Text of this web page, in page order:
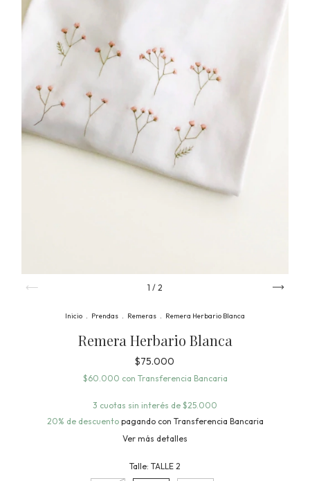
1 / 2
Inicio . Prendas . Remeras . Remera Herbario Blanca
Remera Herbario Blanca
$75.000
$60.000 con Transferencia Bancaria
3 cuotas sin interés de $25.000
20% de descuentopagando con Transferencia Bancaria
Ver más detalles
Talle: TALLE 2